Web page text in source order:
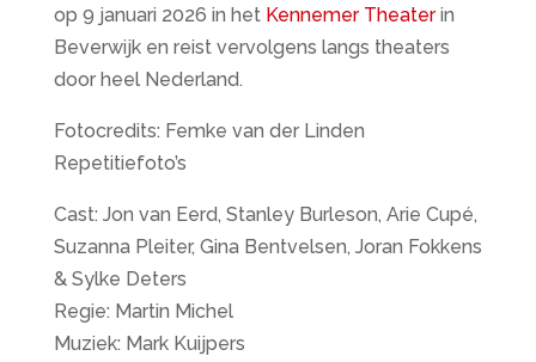
op 9 januari 2026 in het Kennemer Theaterin
Beverwijk en reist vervolgens langs theaters
door heel Nederland.
Fotocredits: Femke van der Linden
Repetitiefoto’s
Cast: Jon van Eerd, Stanley Burleson, Arie Cupé,
Suzanna Pleiter, Gina Bentvelsen, Joran Fokkens
& Sylke Deters
Regie: Martin Michel
Muziek: Mark Kuijpers